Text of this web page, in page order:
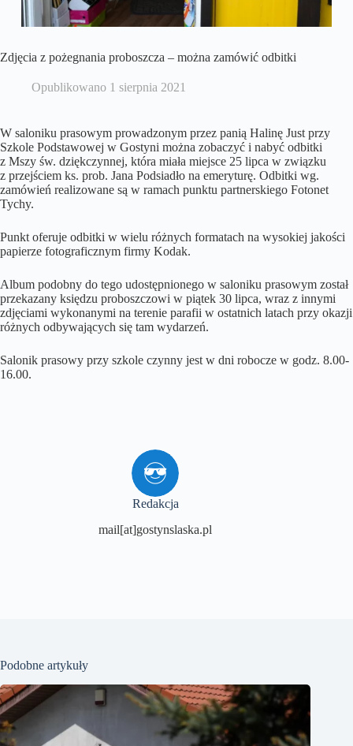
Zdjęcia z pożegnania proboszcza – można zamówić odbitki
Opublikowano 1 sierpnia 2021
W saloniku prasowym prowadzonym przez panią Halinę Just przy
Szkole Podstawowej w Gostyni można zobaczyć i nabyć odbitki
z Mszy św. dziękczynnej, która miała miejsce 25 lipca w związku
z przejściem ks. prob. Jana Podsiadło na emeryturę. Odbitki wg.
zamówień realizowane są w ramach punktu partnerskiego Fotonet
Tychy.
Punkt oferuje odbitki w wielu różnych formatach na wysokiej jakości
papierze fotograficznym firmy Kodak.
Album podobny do tego udostępnionego w saloniku prasowym został
przekazany księdzu proboszczowi w piątek 30 lipca, wraz z innymi
zdjęciami wykonanymi na terenie parafii w ostatnich latach przy okazji
różnych odbywających się tam wydarzeń.
Salonik prasowy przy szkole czynny jest w dni robocze w godz. 8.00-
16.00.
Redakcja
mail[at]gostynslaska.pl
Podobne artykuły